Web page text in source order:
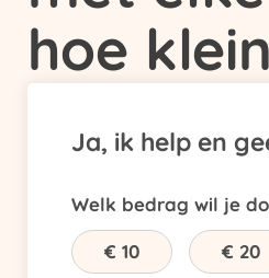
hoe
Ja, ik help en
Welk bedrag wil je
€ 10 € 20